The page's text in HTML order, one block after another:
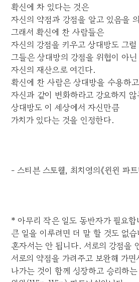
확신에 차 있다는 것은
자신의 약점과 강점을 알고 있음을
그래서 확신에 찬 사람들은
자신의 강점을 키우고 상대방도 그
그들은 상대방의 강점을 위협이 아닌
자신의 재산으로 여긴다.
확신에 찬 사람은 상대방을 수용하고
자신과 같이 변화하라고 강요하지
상대방도 이 세상에서 자신만큼
가치가 있다는 것을 인정한다.
- 스티븐 스토웰, 최치영의《윈윈 파
* 아무리 작은 일도 동반자가 필요합
큰 일을 이루려면 더 말 할 것도 없
혼자서는 안 됩니다. 서로의 강점을
서로의 약점을 가려주고 보완해 가면
나가는 것이 함께 성장하고 승리하는